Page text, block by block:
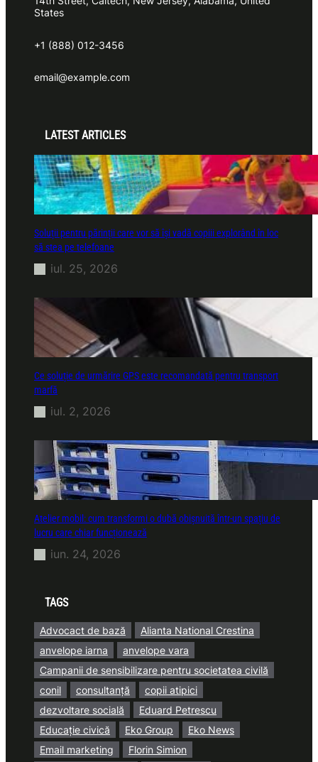
States
+1 (888) 012-3456
email@example.com
LATEST ARTICLES
Soluții pentru părinții care vor să își vadă copiii explorând în loc
să stea pe telefoane
iul. 25, 2026
Ce soluție de urmărire GPS este recomandată pentru transport
marfă
iul. 2, 2026
Atelier mobil: cum transformi o dubă obișnuită într-un spațiu de
lucru care chiar funcționează
iun. 24, 2026
TAGS
Advocact de bază
Alianta National Crestina
anvelope iarna
anvelope vara
Campanii de sensibilizare pentru societatea civilă
conil
consultanță
copii atipici
dezvoltare socială
Eduard Petrescu
Educație civică
Eko Group
Eko News
Email marketing
Florin Simion